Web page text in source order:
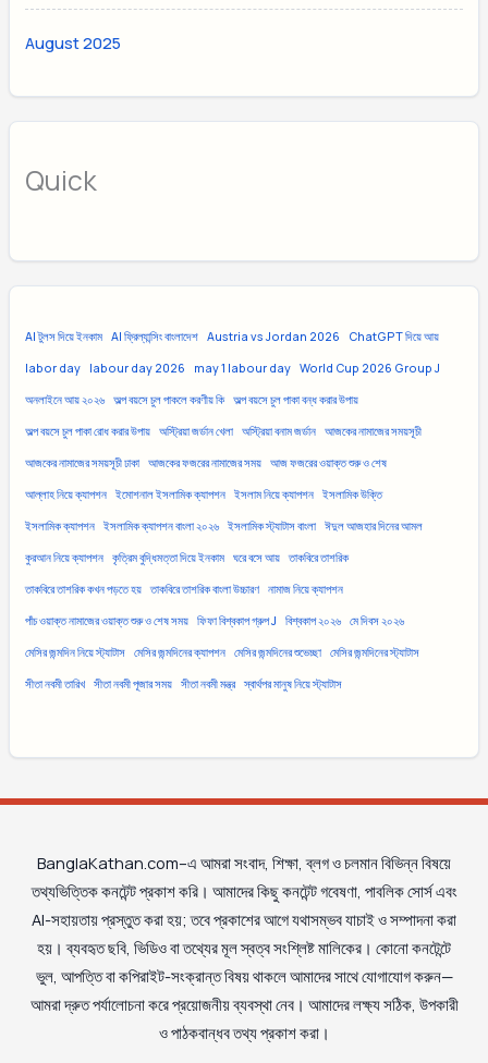
August 2025
Quick
AI টুলস দিয়ে ইনকাম AI ফ্রিল্যান্সিং বাংলাদেশ Austria vs Jordan 2026 ChatGPT দিয়ে আয়
labor day labour day 2026 may 1 labour day World Cup 2026 Group J
অনলাইনে আয় ২০২৬ অল্প বয়সে চুল পাকলে করণীয় কি অল্প বয়সে চুল পাকা বন্ধ করার উপায়
অল্প বয়সে চুল পাকা রোধ করার উপায় অস্ট্রিয়া জর্ডান খেলা অস্ট্রিয়া বনাম জর্ডান আজকের নামাজের সময়সূচী
আজকের নামাজের সময়সূচী ঢাকা আজকের ফজরের নামাজের সময় আজ ফজরের ওয়াক্ত শুরু ও শেষ
আল্লাহ নিয়ে ক্যাপশন ইমোশনাল ইসলামিক ক্যাপশন ইসলাম নিয়ে ক্যাপশন ইসলামিক উক্তি
ইসলামিক ক্যাপশন ইসলামিক ক্যাপশন বাংলা ২০২৬ ইসলামিক স্ট্যাটাস বাংলা ঈদুল আজহার দিনের আমল
কুরআন নিয়ে ক্যাপশন কৃত্রিম বুদ্ধিমত্তা দিয়ে ইনকাম ঘরে বসে আয় তাকবিরে তাশরিক
তাকবিরে তাশরিক কখন পড়তে হয় তাকবিরে তাশরিক বাংলা উচ্চারণ নামাজ নিয়ে ক্যাপশন
পাঁচ ওয়াক্ত নামাজের ওয়াক্ত শুরু ও শেষ সময় ফিফা বিশ্বকাপ গ্রুপ J বিশ্বকাপ ২০২৬ মে দিবস ২০২৬
মেসির জন্মদিন নিয়ে স্ট্যাটাস মেসির জন্মদিনের ক্যাপশন মেসির জন্মদিনের শুভেচ্ছা মেসির জন্মদিনের স্ট্যাটাস
সীতা নবমী তারিখ সীতা নবমী পূজার সময় সীতা নবমী মন্ত্র স্বার্থপর মানুষ নিয়ে স্ট্যাটাস
BanglaKathan.com–এ আমরা সংবাদ, শিক্ষা, ব্লগ ও চলমান বিভিন্ন বিষয়ে
তথ্যভিত্তিক কনটেন্ট প্রকাশ করি। আমাদের কিছু কনটেন্ট গবেষণা, পাবলিক সোর্স এবং
AI-সহায়তায় প্রস্তুত করা হয়; তবে প্রকাশের আগে যথাসম্ভব যাচাই ও সম্পাদনা করা
হয়। ব্যবহৃত ছবি, ভিডিও বা তথ্যের মূল স্বত্ব সংশ্লিষ্ট মালিকের। কোনো কনটেন্টে
ভুল, আপত্তি বা কপিরাইট-সংক্রান্ত বিষয় থাকলে আমাদের সাথে যোগাযোগ করুন—
আমরা দ্রুত পর্যালোচনা করে প্রয়োজনীয় ব্যবস্থা নেব। আমাদের লক্ষ্য সঠিক, উপকারী
ও পাঠকবান্ধব তথ্য প্রকাশ করা।